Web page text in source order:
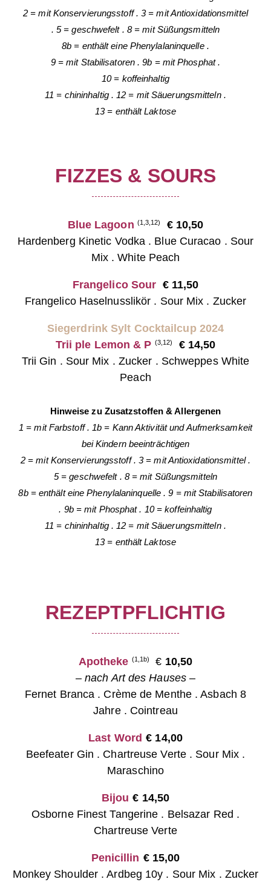
2 = mit Konservierungsstoff.3 = mit Antioxidationsmittel
.5 = geschwefelt. 8 = mit Süßungsmitteln
8b = enthält eine Phenylalaninquelle.
9 = mit Stabilisatoren.9b = mit Phosphat.
10 = koffeinhaltig
11 = chininhaltig. 12 = mit Säuerungsmitteln.
13 = enthält Laktose
FIZZES & SOURS
Blue Lagoon (1,3,12)
€ 10,50
Hardenberg Kinetic Vodka . Blue Curacao . Sour
Mix . White Peach
Frangelico Sour € 11,50
Frangelico Haselnusslikör . Sour Mix . Zucker
Siegerdrink Sylt Cocktailcup 2024
Trii ple Lemon & P (3,12)
€ 14,50
Trii Gin . Sour Mix . Zucker . Schweppes White
Peach
Hinweise zu Zusatzstoffen & Allergenen
1 = mit Farbstoff. 1b = Kann Aktivitätund Aufmerksamkeit
bei Kindern beeinträchtigen
2 = mit Konservierungsstoff. 3 = mit Antioxidationsmittel.
5 = geschwefelt. 8 = mit Süßungsmitteln
8b = enthält eine Phenylalaninquelle .9 = mit Stabilisatoren
. 9b = mit Phosphat. 10 = koffeinhaltig
11 = chininhaltig. 12 = mit Säuerungsmitteln.
13 = enthält Laktose
REZEPTPFLICHTIG
Apotheke (1,1b) € 10,50
– nach Art des Hauses –
Fernet Branca . Crème de Menthe . Asbach 8
Jahre . Cointreau
Last Word € 14,00
Beefeater Gin . Chartreuse Verte . Sour Mix .
Maraschino
Bijou € 14,50
Osborne Finest Tangerine . Belsazar Red .
Chartreuse Verte
Penicillin € 15,00
Monkey Shoulder . Ardbeg 10y . Sour Mix . Zucker